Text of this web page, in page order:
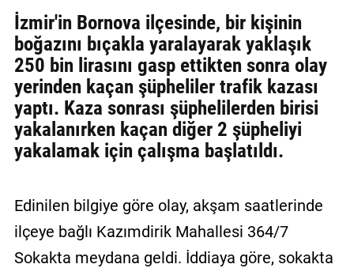
İletişim
Gizlilik
Sözleşmesi
Kullanıcı
Sözleşmesi
İzmir'in Bornova ilçesinde, bir kişinin
boğazını bıçakla yaralayarak yaklaşık
250 bin lirasını gasp ettikten sonra olay
yerinden kaçan şüpheliler trafik kazası
yaptı. Kaza sonrası şüphelilerden birisi
yakalanırken kaçan diğer 2 şüpheliyi
yakalamak için çalışma başlatıldı.
Edinilen bilgiye göre olay, akşam saatlerinde
ilçeye bağlı Kazımdirik Mahallesi 364/7
Sokakta meydana geldi. İddiaya göre, sokakta